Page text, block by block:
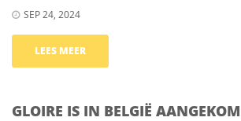
SEP 24, 2024
LEES MEER
GLOIRE IS IN BELGIË